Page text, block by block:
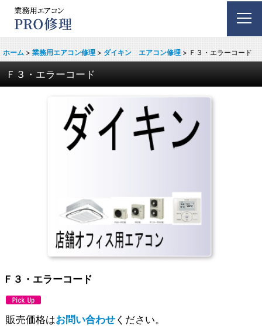
ホーム > 業務用エアコン修理 > ダイキン エアコン修理 > Ｆ３・エラーコード
Ｆ３・エラーコード
Ｆ３・エラーコード
販売価格はお問い合わせください。